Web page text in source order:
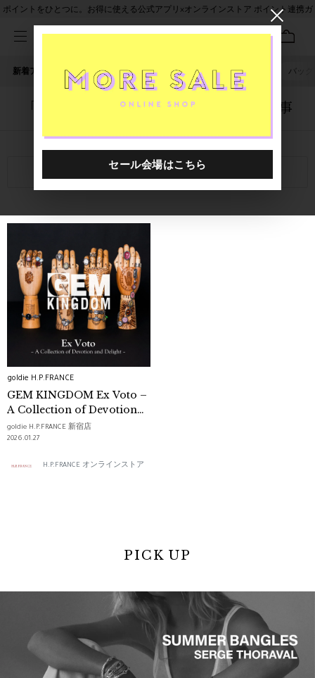
ポイントをひとつに。お得に使える公式アプリ×オンラインストア ポイント連携ガ
新着アイテム 人気ワード セール 40th限定 ピアス バッグ
「1020401.2610111.0999」に関する記事
関連キーワード
goldie H.P.FRANCE
GEM KINGDOM Ex Voto –
A Collection of Devotion
and Delight –
goldie H.P.FRANCE 新宿店
2026.01.27
H.P.FRANCE オンラインストア
PICK UP